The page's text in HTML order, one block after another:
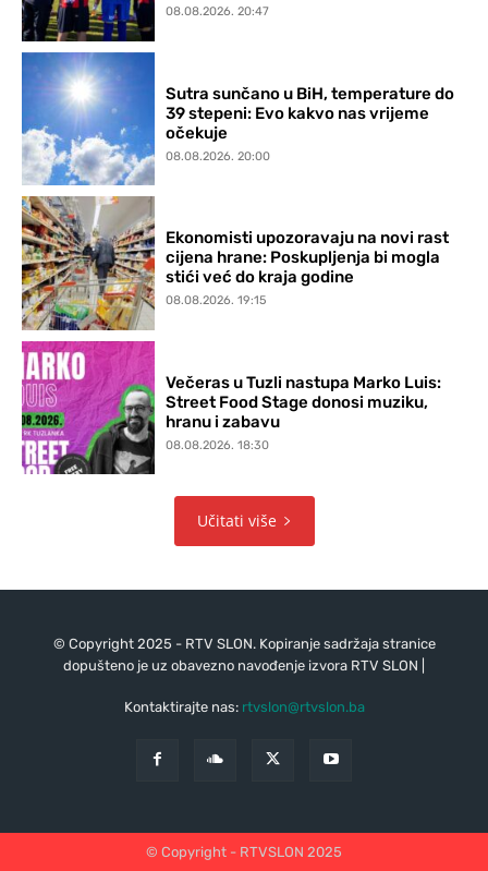
08.08.2026. 20:47
Sutra sunčano u BiH, temperature do
39 stepeni: Evo kakvo nas vrijeme
očekuje
08.08.2026. 20:00
Ekonomisti upozoravaju na novi rast
cijena hrane: Poskupljenja bi mogla
stići već do kraja godine
08.08.2026. 19:15
Večeras u Tuzli nastupa Marko Luis:
Street Food Stage donosi muziku,
hranu i zabavu
08.08.2026. 18:30
Učitati više
© Copyright 2025 - RTV SLON. Kopiranje sadržaja stranice
dopušteno je uz obavezno navođenje izvora RTV SLON |
Kontaktirajte nas: rtvslon@rtvslon.ba
© Copyright - RTVSLON 2025